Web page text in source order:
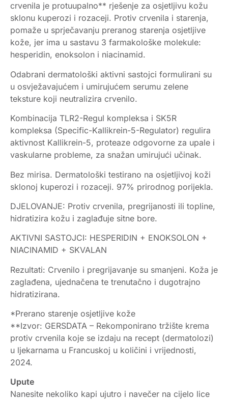
crvenila je protuupalno** rješenje za osjetljivu kožu
sklonu kuperozi i rozaceji. Protiv crvenila i starenja,
pomaže u sprječavanju preranog starenja osjetljive
kože, jer ima u sastavu 3 farmakološke molekule:
hesperidin, enoksolon i niacinamid.
Odabrani dermatološki aktivni sastojci formulirani su
u osvježavajućem i umirujućem serumu zelene
teksture koji neutralizira crvenilo.
Kombinacija TLR2-Regul kompleksa i SK5R
kompleksa (Specific-Kallikrein-5-Regulator) regulira
aktivnost Kallikrein-5, proteaze odgovorne za upale i
vaskularne probleme, za snažan umirujući učinak.
Bez mirisa. Dermatološki testirano na osjetljivoj koži
sklonoj kuperozi i rozaceji. 97% prirodnog porijekla.
DJELOVANJE: Protiv crvenila, pregrijanosti ili topline,
hidratizira kožu i zaglađuje sitne bore.
AKTIVNI SASTOJCI: HESPERIDIN + ENOKSOLON +
NIACINAMID + SKVALAN
Rezultati: Crvenilo i pregrijavanje su smanjeni. Koža je
zaglađena, ujednačena te trenutačno i dugotrajno
hidratizirana.
*Prerano starenje osjetljive kože
**Izvor: GERSDATA – Rekomponirano tržište krema
protiv crvenila koje se izdaju na recept (dermatolozi)
u ljekarnama u Francuskoj u količini i vrijednosti,
2024.
Upute
Nanesite nekoliko kapi ujutro i navečer na cijelo lice